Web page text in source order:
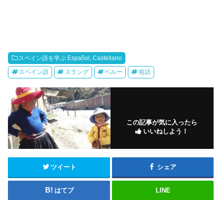
スペイン語を学ぶ Español, Castellano
スペイン語 スラング ペルー 俗語
この記事が気に入ったら
いいねしよう！
ツイート シェア
はてブ LINE